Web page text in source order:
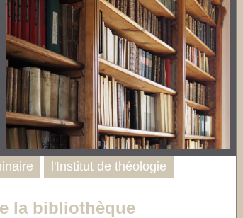
la bibliothèque
l'Institut de théologie